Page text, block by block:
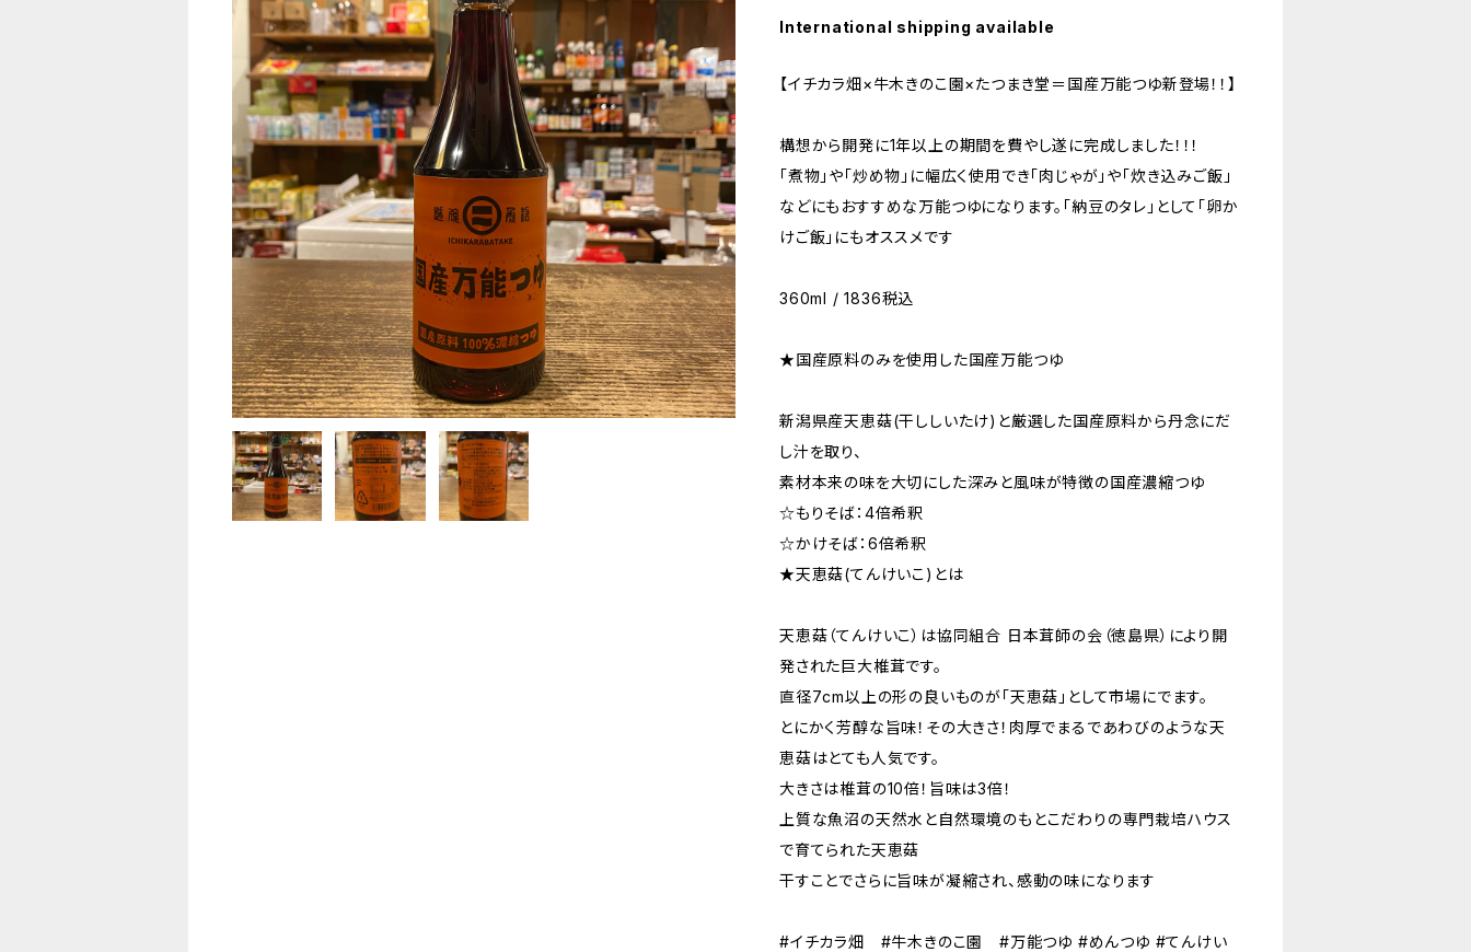
International shipping available
【イチカラ畑×牛木きのこ園×たつまき堂＝国産万能つゆ新登場！！】
構想から開発に1年以上の期間を費やし遂に完成しました！！！
「煮物」や「炒め物」に幅広く使用でき「肉じゃが」や「炊き込みご飯」
などにもおすすめな万能つゆになります。「納豆のタレ」として「卵か
けご飯」にもオススメです
360ml / 1836税込
★国産原料のみを使用した国産万能つゆ
新潟県産天恵菇(干ししいたけ)と厳選した国産原料から丹念にだ
し汁を取り、
素材本来の味を大切にした深みと風味が特徴の国産濃縮つゆ
☆もりそば：4倍希釈
☆かけそば：6倍希釈
★天恵菇(てんけいこ)とは
天恵菇（てんけいこ）は協同組合 日本茸師の会（徳島県）により開
発された巨大椎茸です。
直径7cm以上の形の良いものが「天恵菇」として市場にでます。
とにかく芳醇な旨味！その大きさ！肉厚でまるであわびのような天
恵菇はとても人気です。
大きさは椎茸の10倍！旨味は3倍！
上質な魚沼の天然水と自然環境のもとこだわりの専門栽培ハウス
で育てられた天恵菇
干すことでさらに旨味が凝縮され、感動の味になります
#イチカラ畑 #牛木きのこ園 #万能つゆ #めんつゆ #てんけい